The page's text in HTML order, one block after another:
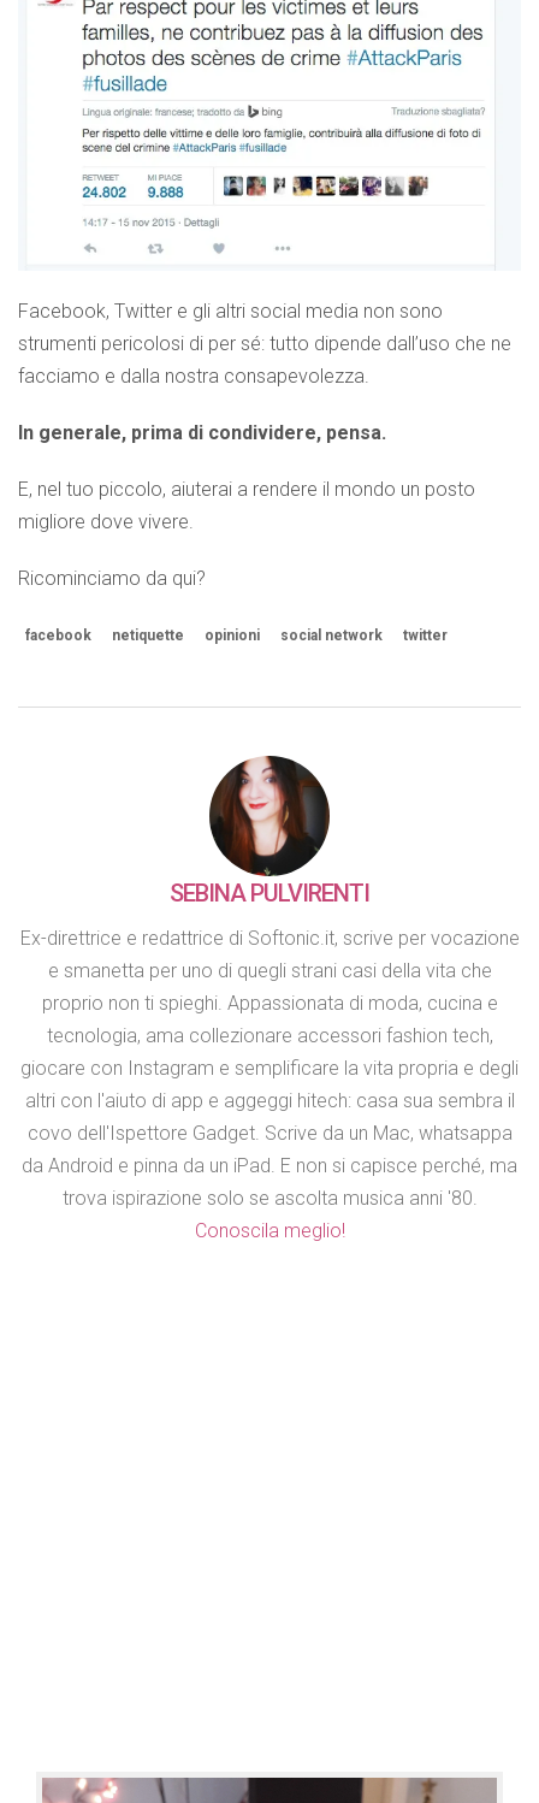
Facebook, Twitter e gli altri social media non sono
strumenti pericolosi di per sé: tutto dipende dall’uso che ne
facciamo e dalla nostra consapevolezza.
In generale, prima di condividere, pensa.
E, nel tuo piccolo, aiuterai a rendere il mondo un posto
migliore dove vivere.
Ricominciamo da qui?
facebook netiquette opinioni social network twitter
SEBINA PULVIRENTI
Ex-direttrice e redattrice di Softonic.it, scrive per vocazione
e smanetta per uno di quegli strani casi della vita che
proprio non ti spieghi. Appassionata di moda, cucina e
tecnologia, ama collezionare accessori fashion tech,
giocare con Instagram e semplificare la vita propria e degli
altri con l'aiuto di app e aggeggi hitech: casa sua sembra il
covo dell'Ispettore Gadget. Scrive da un Mac, whatsappa
da Android e pinna da un iPad. E non si capisce perché, ma
trova ispirazione solo se ascolta musica anni '80.
Conoscila meglio!